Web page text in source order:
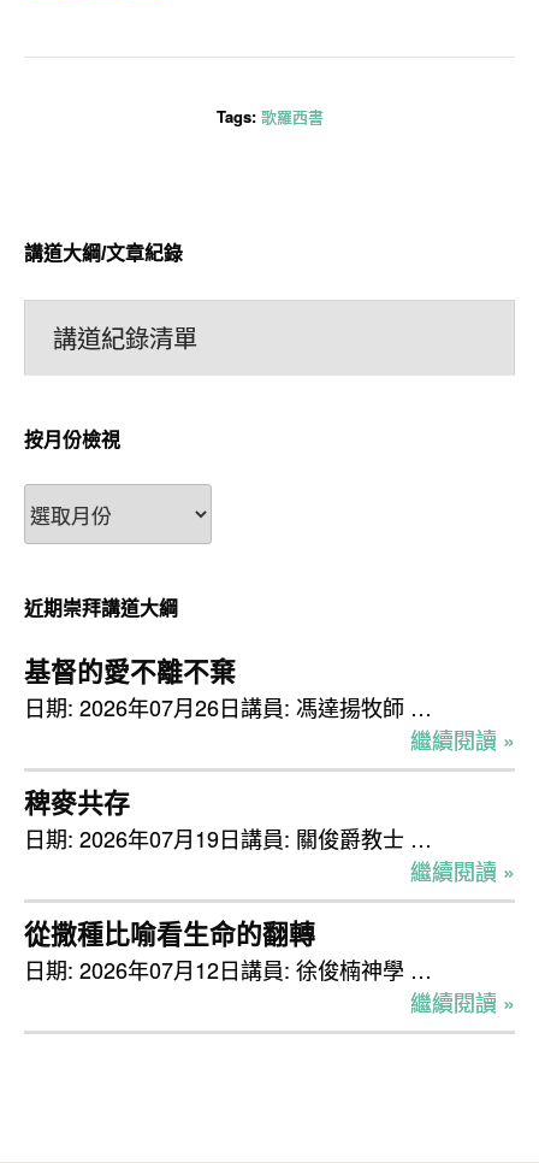
Tags: 歌羅西書
講道大綱/文章紀錄
講道紀錄清單
按月份檢視
按
月
檢
視
近期崇拜講道大綱
基督的愛不離不棄
日期: 2026年07月26日講員: 馮達揚牧師 …
繼續閱讀 »
稗麥共存
日期: 2026年07月19日講員: 關俊爵教士 …
繼續閱讀 »
從撒種比喻看生命的翻轉
日期: 2026年07月12日講員: 徐俊楠神學 …
繼續閱讀 »